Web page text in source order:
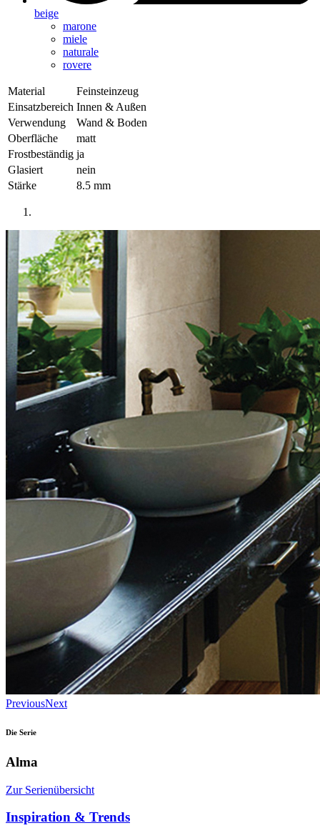
beige
marone
miele
naturale
rovere
Material
Feinsteinzeug
Einsatzbereich Innen & Außen
Verwendung
Wand & Boden
Oberfläche
matt
Frostbeständig ja
Glasiert
nein
Stärke
8.5 mm
PreviousNext
Die Serie
Alma
Zur Serienübersicht
Inspiration & Trends